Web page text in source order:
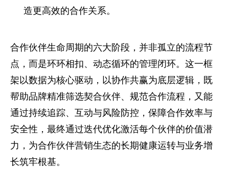
造更高效的合作关系。
合作伙伴生命周期的六大阶段，并非孤立的流程节
点，而是环环相扣、动态循环的管理闭环。这一框
架以数据为核心驱动，以协作共赢为底层逻辑，既
帮助品牌精准筛选契合伙伴、规范合作流程，又能
通过持续追踪、互动与风险防控，保障合作效率与
安全性，最终通过迭代优化激活每个伙伴的价值潜
力，为合作伙伴营销生态的长期健康运转与业务增
长筑牢根基。